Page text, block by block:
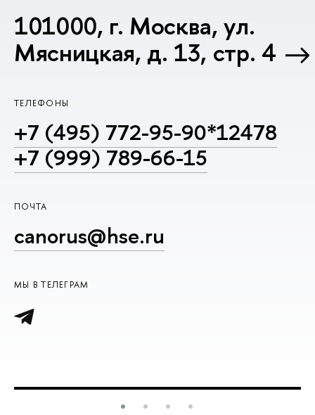
101000, г. Москва, ул.
Мясницкая, д. 13, стр. 4
ТЕЛЕФОНЫ
+7 (495) 772-95-90*12478
+7 (999) 789-66-15
ПОЧТА
canorus@hse.ru
МЫ В ТЕЛЕГРАМ